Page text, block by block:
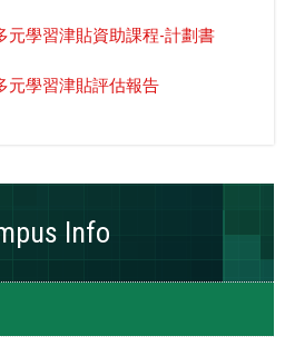
元學習津貼資助課程-計劃書
元學習津貼評估報告
Info